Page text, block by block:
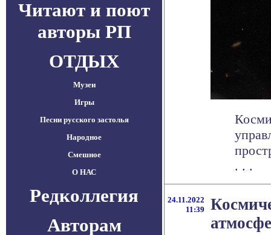
Читают и поют
авторы РП
ОТДЫХ
Музеи
Игры
Песни русского застолья
Народное
Смешное
О НАС
Редколлегия
Авторам
. . .
24.11.2022
11:39